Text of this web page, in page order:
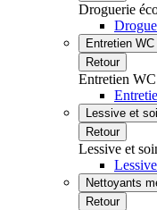
Droguerie
Entretien WC
Retour
Entretien WC
Lessive et
Retour
Lessive et
Nettoyants
Retour